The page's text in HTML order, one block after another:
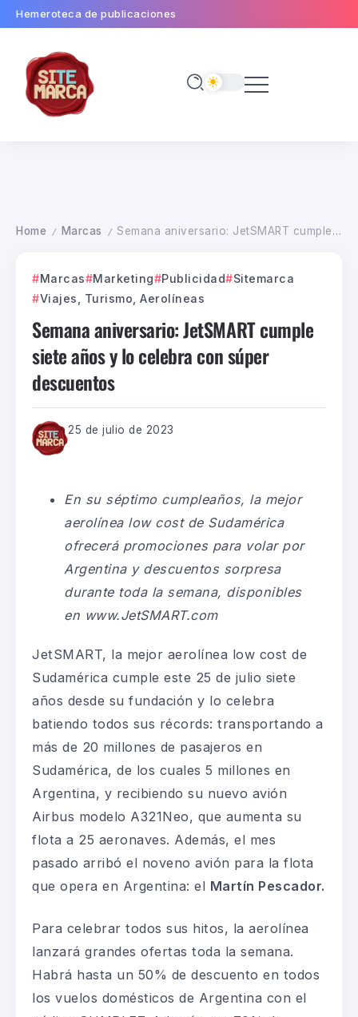
Hemeroteca de publicaciones
Home / Marcas / Semana aniversario: JetSMART cumple siete años y lo celebra con súper descuentos
Marcas Marketing Publicidad
Sitemarca
Viajes, Turismo, Aerolíneas
Semana aniversario: JetSMART cumple
siete años y lo celebra con súper
descuentos
25 de julio de 2023
En su séptimo cumpleaños, la mejor
aerolínea low cost de Sudamérica
ofrecerá promociones para volar por
Argentina y descuentos sorpresa
durante toda la semana, disponibles
en www.JetSMART.com
JetSMART, la mejor aerolínea low cost de
Sudamérica cumple este 25 de julio siete
años desde su fundación y lo celebra
batiendo todos sus récords: transportando a
más de 20 millones de pasajeros en
Sudamérica, de los cuales 5 millones en
Argentina, y recibiendo su nuevo avión
Airbus modelo A321Neo, que aumenta su
flota a 25 aeronaves. Además, el mes
pasado arribó el noveno avión para la flota
que opera en Argentina: el Martín Pescador.
Para celebrar todos sus hitos, la aerolínea
lanzará grandes ofertas toda la semana.
Habrá hasta un 50% de descuento en todos
los vuelos domésticos de Argentina con el